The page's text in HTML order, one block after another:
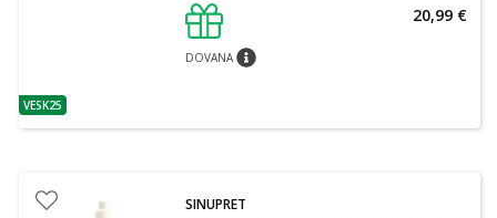
patarimas
VESK25
DOVANApatarimas
20,99 €
SINUPRET